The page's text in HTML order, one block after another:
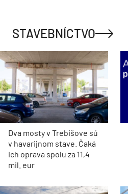
STAVEBNÍCTVO
Dva mosty v Trebišove sú
v havarijnom stave. Čaká
ich oprava spolu za 11,4
mil. eur